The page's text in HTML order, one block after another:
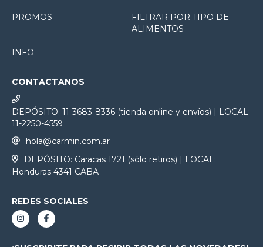
PROMOS
FILTRAR POR TIPO DE
ALIMENTOS
INFO
CONTACTANOS
DEPÓSITO: 11-3683-8336 (tienda online y envíos) | LOCAL:
11-2250-4559
hola@carmin.com.ar
DEPÓSITO: Caracas 1721 (sólo retiros) | LOCAL:
Honduras 4341 CABA
REDES SOCIALES